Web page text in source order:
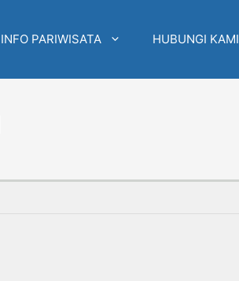
INFO PARIWISATA HUBUNGI KAMI